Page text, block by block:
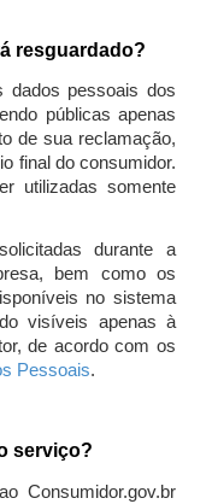
resguardado?
dados pessoais dos
públicas apenas
de sua reclamação,
final do consumidor.
utilizadas somente
durante a
bem como os
no sistema
visíveis apenas à
de acordo com os
Pessoais.
serviço?
Consumidor.gov.br